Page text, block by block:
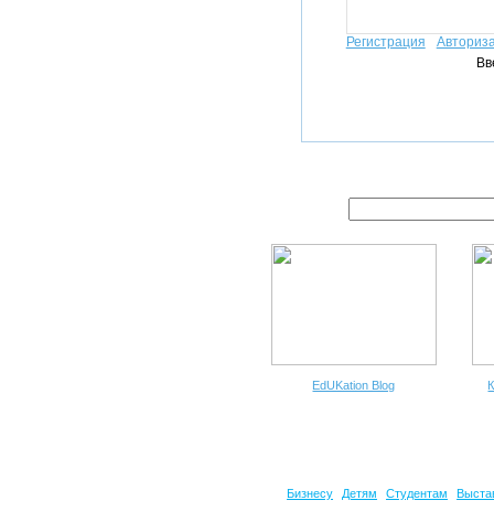
Регистрация
EdUKation Blog
Бизнесу Детям Студентам